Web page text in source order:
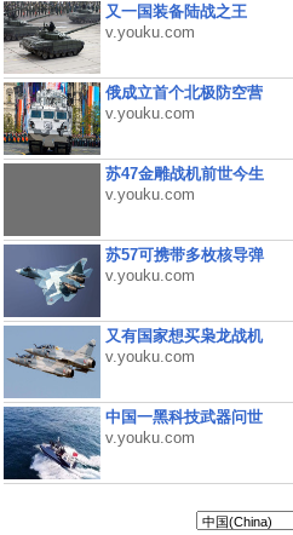
又一国装备陆战之王
v.youku.com
俄成立首个北极防空营
v.youku.com
苏47金雕战机前世今生
v.youku.com
苏57可携带多枚核导弹
v.youku.com
又有国家想买枭龙战机
v.youku.com
中国一黑科技武器问世
v.youku.com